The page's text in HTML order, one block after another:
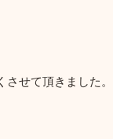
せて頂きました。